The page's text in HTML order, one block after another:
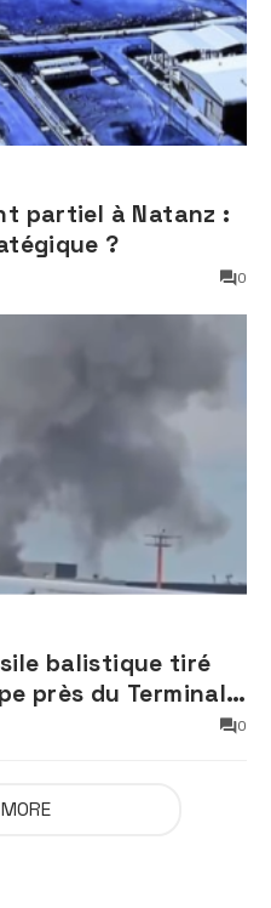
partiel à Natanz :
?
0
balistique tiré
près du Terminal
0